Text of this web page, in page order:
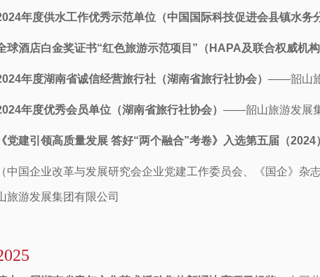
年度供水工作优秀示范单位（中国国际科技促进会县镇水务
球酒店白金奖证书“红色旅游示范项目”（HAPA及联合权威机
年度湖南省诚信经营旅行社（湖南省旅行社协会）——韶山旅
年度优秀会员单位（湖南省旅行社协会）——韶山旅游发展
党建引领高质量发展 答好“两个融合”考卷》入选第五届（2024
中国企业改革与发展研究会企业党建工作委员会、《国企》
旅游发展集团有限公司